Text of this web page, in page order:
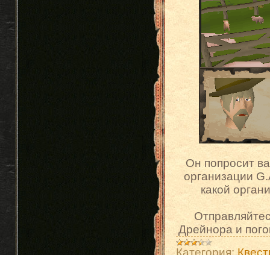
Он попросит
организации
какой
Дрейнора и
Категория: